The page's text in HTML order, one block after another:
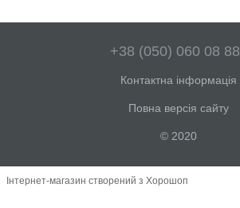
+38 (050) 060 08 88
Контактна інформація
Повна версія сайту
© 2020
Інтернет-магазин створений з Хорошоп